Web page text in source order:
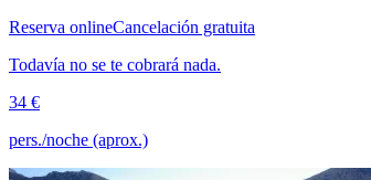
Reserva onlineCancelación gratuita
Todavía no se te cobrará nada.
34 €
pers./noche (aprox.)